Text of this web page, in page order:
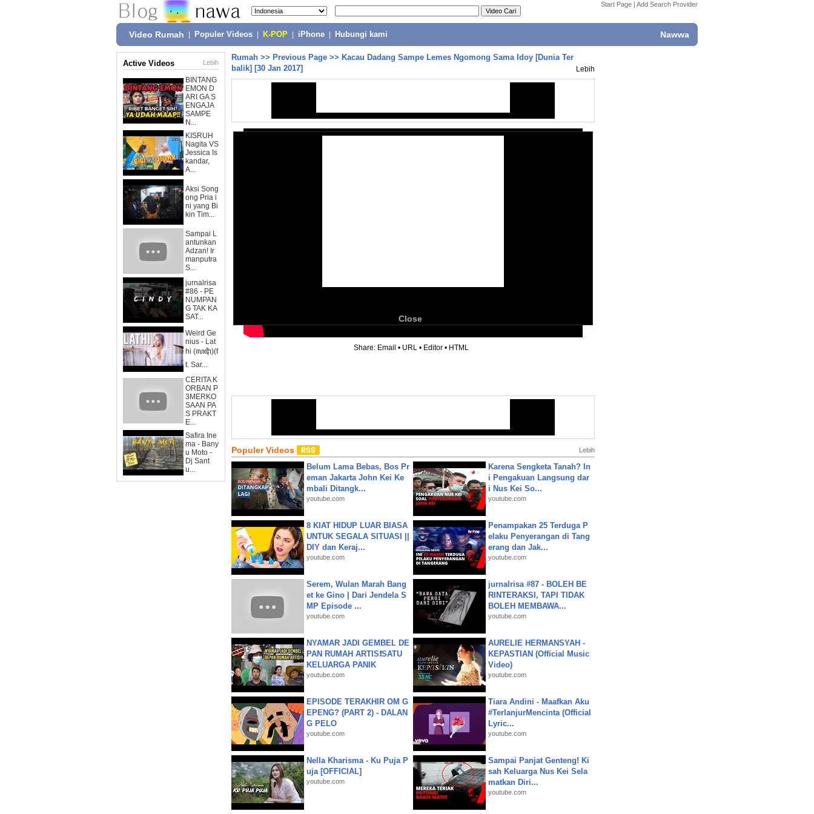
Start Page | Add Search Provider
Video Rumah Populer Videos K-POP iPhone Hubungi kami Nawwa
Active Videos Lebih
BINTANG
EMON D
ARI GA S
ENGAJA
SAMPE
N...
KISRUH
Nagita VS
Jessica Is
kandar,
A...
Aksi Song
ong Pria i
ni yang Bi
kin Tim...
Sampai L
antunkan
Adzan! Ir
manputra
S...
jurnalrisa
#86 - PE
NUMPAN
G TAK KA
SAT...
Weird Ge
nius - Lat
hi (ꦭꦛꦶ)(f
t. Sar...
CERITA K
ORBAN P
3MERKO
SAAN PA
S PRAKT
E...
Safira Ine
ma - Bany
u Moto -
Dj Sant
u...
Rumah >> Previous Page >> Kacau Dadang Sampe Lemes Ngomong Sama Idoy [Dunia Ter
balik] [30 Jan 2017]
Lebih
Close
Share: Email • URL • Editor • HTML
Populer Videos Lebih
Belum Lama Bebas, Bos Pr
eman Jakarta John Kei Ke
mbali Ditangk...
youtube.com
Karena Sengketa Tanah? In
i Pengakuan Langsung dar
i Nus Kei So...
youtube.com
8 KIAT HIDUP LUAR BIASA
UNTUK SEGALA SITUASI ||
DIY dan Keraj...
youtube.com
Penampakan 25 Terduga P
elaku Penyerangan di Tang
erang dan Jak...
youtube.com
Serem, Wulan Marah Bang
et ke Gino | Dari Jendela S
MP Episode ...
youtube.com
jurnalrisa #87 - BOLEH BE
RINTERAKSI, TAPI TIDAK
BOLEH MEMBAWA...
youtube.com
NYAMAR JADI GEMBEL DE
PAN RUMAH ARTIS❗SATU
KELUARGA PANIK
youtube.com
AURELIE HERMANSYAH -
KEPASTIAN (Official Music
Video)
youtube.com
EPISODE TERAKHIR OM G
EPENG? (PART 2) - DALAN
G PELO
youtube.com
Tiara Andini - Maafkan Aku
#TerlanjurMencinta (Official
Lyric...
youtube.com
Nella Kharisma - Ku Puja P
uja [OFFICIAL]
youtube.com
Sampai Panjat Genteng! Ki
sah Keluarga Nus Kei Sela
matkan Diri...
youtube.com